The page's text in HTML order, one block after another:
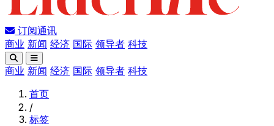
订阅通讯
商业 新闻 经济 国际 领导者 科技
商业 新闻 经济 国际 领导者 科技
首页
/
标签